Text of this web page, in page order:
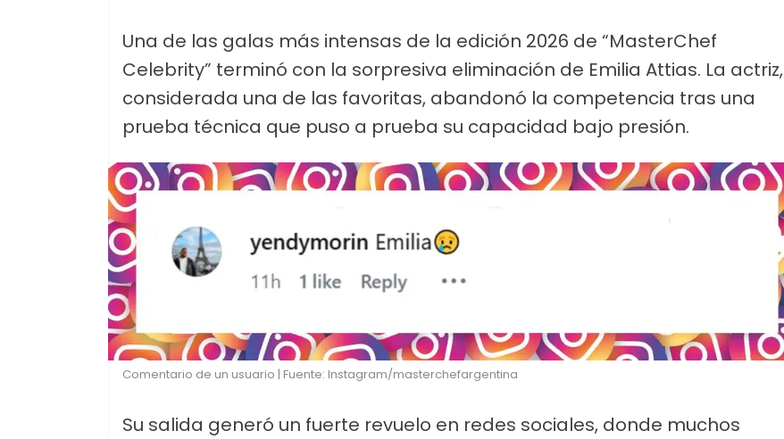
Una de las galas más intensas de la edición 2026 de “MasterChef
Celebrity” terminó con la sorpresiva eliminación de Emilia Attias. La actriz,
considerada una de las favoritas, abandonó la competencia tras una
prueba técnica que puso a prueba su capacidad bajo presión.
Comentario de un usuario | Fuente: Instagram/masterchefargentina
Su salida generó un fuerte revuelo en redes sociales, donde muchos